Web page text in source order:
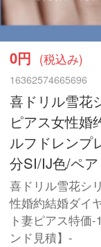
0円 (税込み)
16362574665696
喜ドリル雪花
ピアス女性婚
ルフドレンプ
分SI/IJ色/ペア
喜ドリル雪花シ
性婚約結婚ダイ
ト妻ピアス特価
ンド見積】-